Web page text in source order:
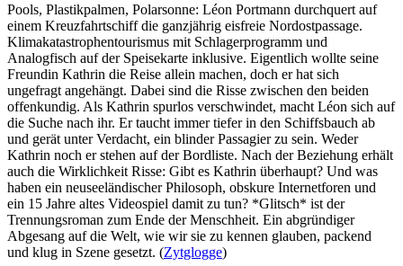
Pools, Plastikpalmen, Polarsonne: Léon Portmann durchquert auf
einem Kreuzfahrtschiff die ganzjährig eisfreie Nordostpassage.
Klimakatastrophentourismus mit Schlagerprogramm und
Analogfisch auf der Speisekarte inklusive. Eigentlich wollte seine
Freundin Kathrin die Reise allein machen, doch er hat sich
ungefragt angehängt. Dabei sind die Risse zwischen den beiden
offenkundig. Als Kathrin spurlos verschwindet, macht Léon sich auf
die Suche nach ihr. Er taucht immer tiefer in den Schiffsbauch ab
und gerät unter Verdacht, ein blinder Passagier zu sein. Weder
Kathrin noch er stehen auf der Bordliste. Nach der Beziehung erhält
auch die Wirklichkeit Risse: Gibt es Kathrin überhaupt? Und was
haben ein neuseeländischer Philosoph, obskure Internetforen und
ein 15 Jahre altes Videospiel damit zu tun? *Glitsch* ist der
Trennungsroman zum Ende der Menschheit. Ein abgründiger
Abgesang auf die Welt, wie wir sie zu kennen glauben, packend
und klug in Szene gesetzt. (Zytglogge)